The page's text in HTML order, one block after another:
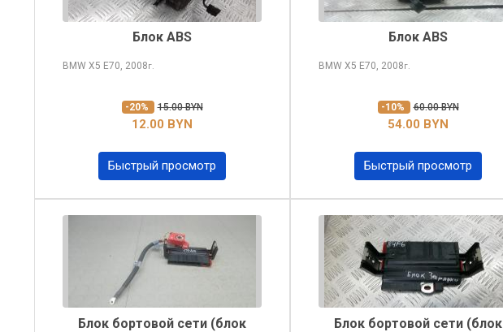
Блок ABS
BMW X5 E70, 2008г.
-20% 15.00 BYN
12.00 BYN
Быстрый просмотр
Блок ABS
BMW X5 E70, 2008г.
-10% 60.00 BYN
54.00 BYN
Быстрый просмотр
Блок бортовой сети (блок
Блок бортовой сети (блок